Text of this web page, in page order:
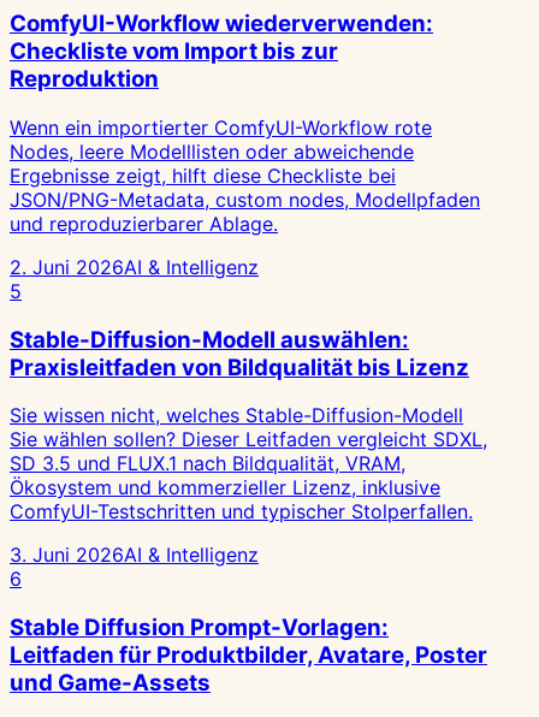
ComfyUI-Workflow wiederverwenden:
Checkliste vom Import bis zur
Reproduktion
Wenn ein importierter ComfyUI-Workflow rote
Nodes, leere Modelllisten oder abweichende
Ergebnisse zeigt, hilft diese Checkliste bei
JSON/PNG-Metadata, custom nodes, Modellpfaden
und reproduzierbarer Ablage.
2. Juni 2026AI & Intelligenz
5
Stable-Diffusion-Modell auswählen:
Praxisleitfaden von Bildqualität bis Lizenz
Sie wissen nicht, welches Stable-Diffusion-Modell
Sie wählen sollen? Dieser Leitfaden vergleicht SDXL,
SD 3.5 und FLUX.1 nach Bildqualität, VRAM,
Ökosystem und kommerzieller Lizenz, inklusive
ComfyUI-Testschritten und typischer Stolperfallen.
3. Juni 2026AI & Intelligenz
6
Stable Diffusion Prompt-Vorlagen:
Leitfaden für Produktbilder, Avatare, Poster
und Game-Assets